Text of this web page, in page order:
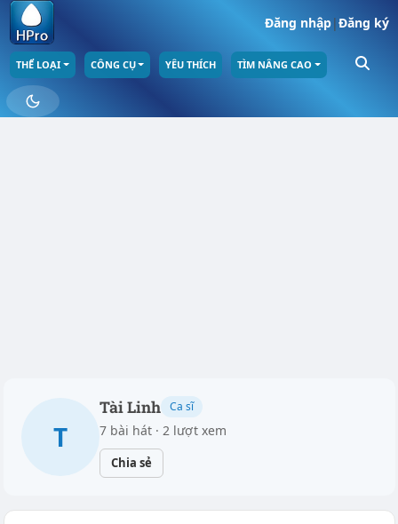
Đăng nhập|Đăng ký
THỂ LOẠI CÔNG CỤ YÊU THÍCH TÌM NÂNG CAO
T
Tài Linh Ca sĩ
7 bài hát · 2 lượt xem
Chia sẻ